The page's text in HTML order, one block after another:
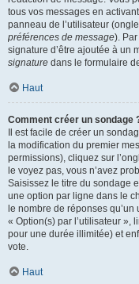
tous vos messages en
panneau de l’utilisateur
préférences de message).
signature d’être ajoutée à un
signature dans le formulaire
Haut
Comment créer un sondage
Il est facile de créer un
la modification du premier
permissions), cliquez sur
le voyez pas, vous n’avez
Saisissez le titre du sondage
une option par ligne dans le
le nombre de réponses
« Option(s) par l’utilisateur »,
pour une durée illimitée) et
vote.
Haut